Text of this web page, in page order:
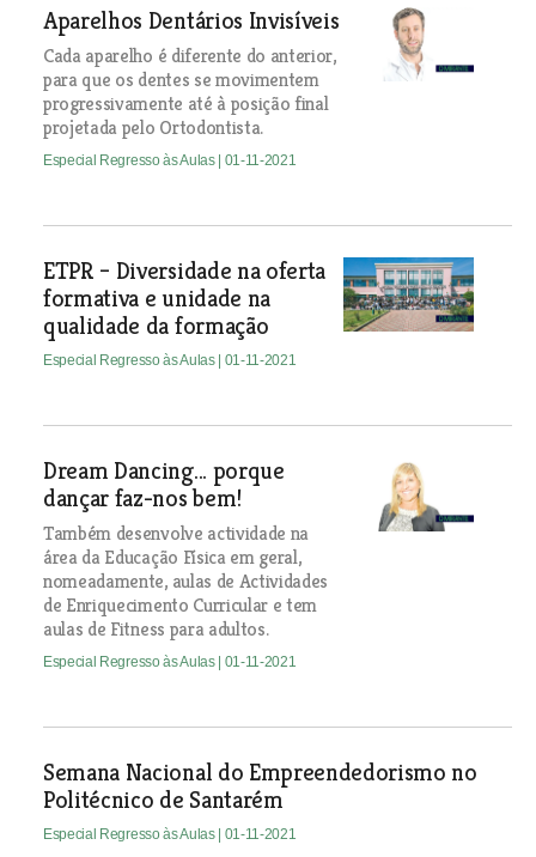
Aparelhos Dentários Invisíveis
Cada aparelho é diferente do anterior,
para que os dentes se movimentem
progressivamente até à posição final
projetada pelo Ortodontista.
Especial Regresso às Aulas | 01-11-2021
ETPR – Diversidade na oferta
formativa e unidade na
qualidade da formação
Especial Regresso às Aulas | 01-11-2021
Dream Dancing... porque
dançar faz-nos bem!
Também desenvolve actividade na
área da Educação Física em geral,
nomeadamente, aulas de Actividades
de Enriquecimento Curricular e tem
aulas de Fitness para adultos.
Especial Regresso às Aulas | 01-11-2021
Semana Nacional do Empreendedorismo no
Politécnico de Santarém
Especial Regresso às Aulas | 01-11-2021